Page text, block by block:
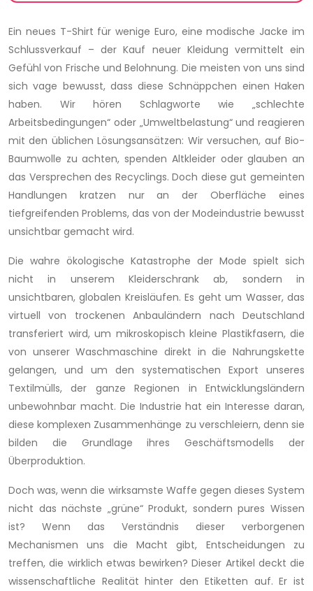
Ein neues T-Shirt für wenige Euro, eine modische Jacke im
Schlussverkauf – der Kauf neuer Kleidung vermittelt ein
Gefühl von Frische und Belohnung. Die meisten von uns sind
sich vage bewusst, dass diese Schnäppchen einen Haken
haben. Wir hören Schlagworte wie „schlechte
Arbeitsbedingungen“ oder „Umweltbelastung“ und reagieren
mit den üblichen Lösungsansätzen: Wir versuchen, auf Bio-
Baumwolle zu achten, spenden Altkleider oder glauben an
das Versprechen des Recyclings. Doch diese gut gemeinten
Handlungen kratzen nur an der Oberfläche eines
tiefgreifenden Problems, das von der Modeindustrie bewusst
unsichtbar gemacht wird.
Die wahre ökologische Katastrophe der Mode spielt sich
nicht in unserem Kleiderschrank ab, sondern in
unsichtbaren, globalen Kreisläufen. Es geht um Wasser, das
virtuell von trockenen Anbauländern nach Deutschland
transferiert wird, um mikroskopisch kleine Plastikfasern, die
von unserer Waschmaschine direkt in die Nahrungskette
gelangen, und um den systematischen Export unseres
Textilmülls, der ganze Regionen in Entwicklungsländern
unbewohnbar macht. Die Industrie hat ein Interesse daran,
diese komplexen Zusammenhänge zu verschleiern, denn sie
bilden die Grundlage ihres Geschäftsmodells der
Überproduktion.
Doch was, wenn die wirksamste Waffe gegen dieses System
nicht das nächste „grüne“ Produkt, sondern pures Wissen
ist? Wenn das Verständnis dieser verborgenen
Mechanismen uns die Macht gibt, Entscheidungen zu
treffen, die wirklich etwas bewirken? Dieser Artikel deckt die
wissenschaftliche Realität hinter den Etiketten auf. Er ist